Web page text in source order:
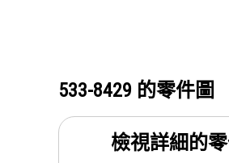
533-8429 的零件圖
檢視詳細的